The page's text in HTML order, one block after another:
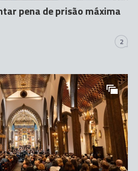
pena de prisão máxima
2